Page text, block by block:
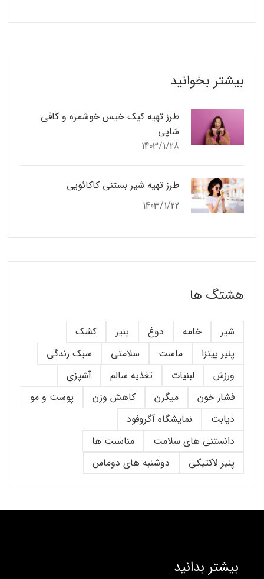
بیشتر بخوانید
طرز تهیه کیک خیس خوشمزه و کافی
شاپی
1403/1/28
طرز تهیه شیر بستنی کاکائویی
1403/1/22
هشتگ ها
شیر خامه دوغ پنیر
کشک
پنیر پیتزا
ماست سلامتی
سبک زندگی
ورزش
لبنیات تغذیه سالم
آشپزی
فشار خون
میگرن کاهش وزن
پوست و مو
دیابت
نمایشگاه آگروفود
دانستنی های سلامت
مناسبت ها
پنیر لاکتیکی
دوشنبه های دوماس
بیشتر بدانید